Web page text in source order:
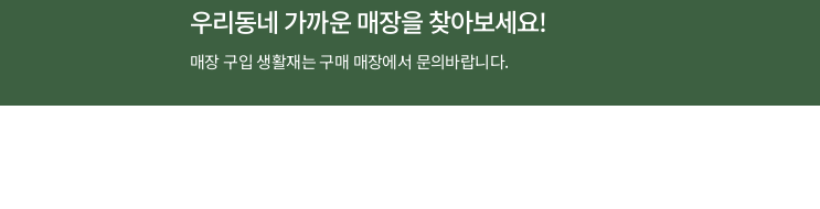
우리동네 가까운 매장을 찾아보세요!
매장 구입 생활재는 구매 매장에서 문의바랍니다.